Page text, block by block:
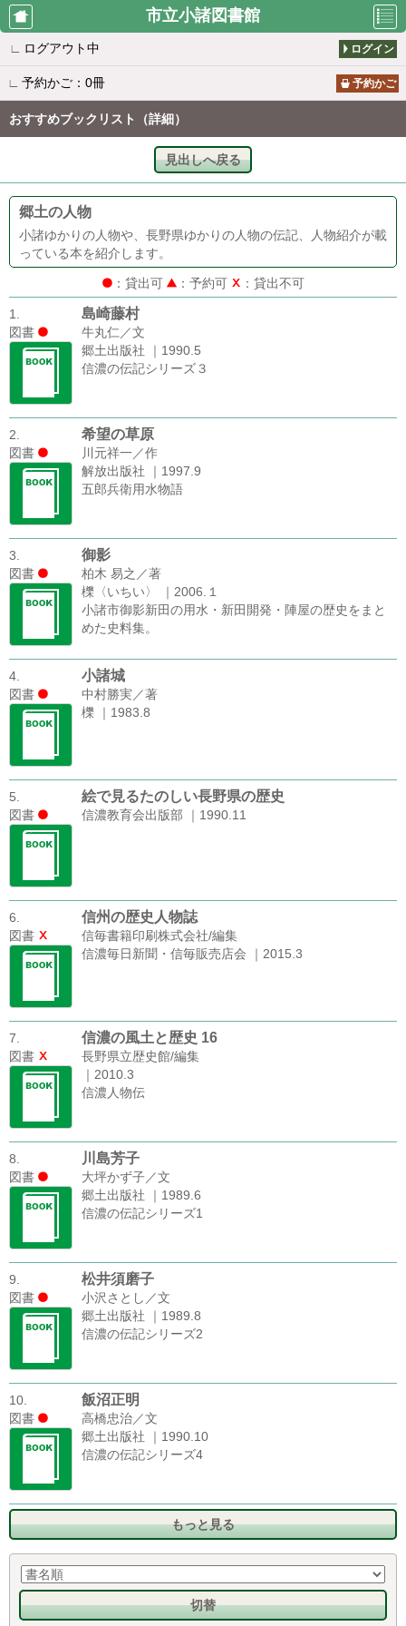
市立小諸図書館
新着案内
貸出の多い
本
予約の多い
雑誌タイト
おすすめブ
図書館から
∟ ログアウト中 ログイン
∟ 予約かご：0冊 予約かご
おすすめブックリスト（詳細）
見出しへ戻る
郷土の人物
小諸ゆかりの人物や、長野県ゆかりの人物の伝記、人物紹介が載
っている本を紹介します。
：貸出可 ：予約可 ：貸出不可
1.
図書
島崎藤村
牛丸仁／文
郷土出版社 ｜1990.5
信濃の伝記シリーズ３
2.
図書
希望の草原
川元祥一／作
解放出版社 ｜1997.9
五郎兵衛用水物語
3.
図書
御影
柏木 易之／著
櫟〈いちい〉 ｜2006.１
小諸市御影新田の用水・新田開発・陣屋の歴史をまと
めた史料集。
4.
図書
小諸城
中村勝実／著
櫟 ｜1983.8
5.
図書
絵で見るたのしい長野県の歴史
信濃教育会出版部 ｜1990.11
6.
図書
信州の歴史人物誌
信毎書籍印刷株式会社/編集
信濃毎日新聞・信毎販売店会 ｜2015.3
7.
図書
信濃の風土と歴史 16
長野県立歴史館/編集
｜2010.3
信濃人物伝
8.
図書
川島芳子
大坪かず子／文
郷土出版社 ｜1989.6
信濃の伝記シリーズ1
9.
図書
松井須磨子
小沢さとし／文
郷土出版社 ｜1989.8
信濃の伝記シリーズ2
10.
図書
飯沼正明
高橋忠治／文
郷土出版社 ｜1990.10
信濃の伝記シリーズ4
もっと見る
切替